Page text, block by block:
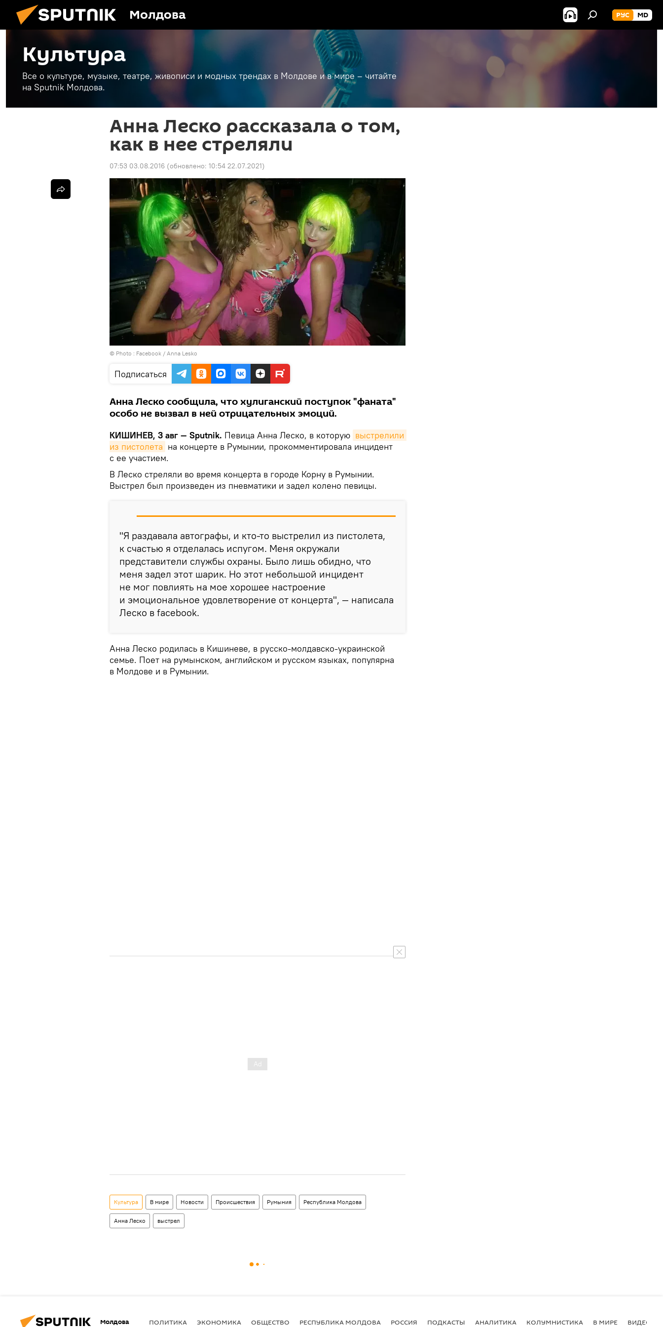
Молдова РУС MD
Культура
Все о культуре, музыке, театре, живописи и модных трендах в Молдове и в мире – читайте
на Sputnik Молдова.
Анна Леско рассказала о том,
как в нее стреляли
07:53 03.08.2016 (обновлено: 10:54 22.07.2021)
© Photo : Facebook / Anna Lesko
Подписаться
Анна Леско сообщила, что хулиганский поступок "фаната"
особо не вызвал в ней отрицательных эмоций.
КИШИНЕВ, 3 авг — Sputnik. Певица Анна Леско, в которую выстрелили
из пистолета на концерте в Румынии, прокомментировала инцидент
с ее участием.
В Леско стреляли во время концерта в городе Корну в Румынии.
Выстрел был произведен из пневматики и задел колено певицы.
"Я раздавала автографы, и кто-то выстрелил из пистолета,
к счастью я отделалась испугом. Меня окружали
представители службы охраны. Было лишь обидно, что
меня задел этот шарик. Но этот небольшой инцидент
не мог повлиять на мое хорошее настроение
и эмоциональное удовлетворение от концерта", — написала
Леско в facebook.
Анна Леско родилась в Кишиневе, в русско-молдавско-украинской
семье. Поет на румынском, английском и русском языках, популярна
в Молдове и в Румынии.
Культура В мире Новости Происшествия Румыния Республика Молдова
Анна Леско выстрел
Молдова ПОЛИТИКА ЭКОНОМИКА ОБЩЕСТВО РЕСПУБЛИКА МОЛДОВА РОССИЯ ПОДКАСТЫ АНАЛИТИКА КОЛУМНИСТИКА В МИРЕ ВИДЕО